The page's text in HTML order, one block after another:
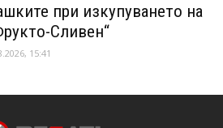
при изкупуването на
Сливен“
15:41